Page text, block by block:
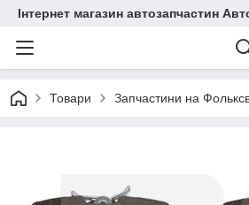
Інтернет магазин автозапчастин
Товари Запчастини на